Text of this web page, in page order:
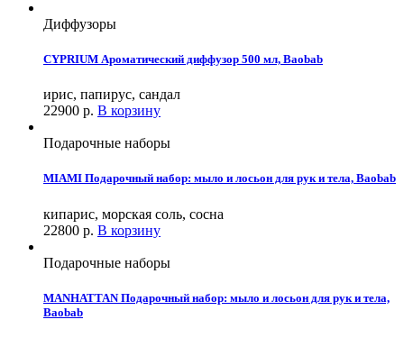
Диффузоры
CYPRIUM Ароматический диффузор 500 мл, Baobab
ирис, папирус, сандал
22900 р. В корзину
Подарочные наборы
MIAMI Подарочный набор: мыло и лосьон для рук и тела, Baobab
кипарис, морская соль, сосна
22800 р. В корзину
Подарочные наборы
MANHATTAN Подарочный набор: мыло и лосьон для рук и тела,
Baobab